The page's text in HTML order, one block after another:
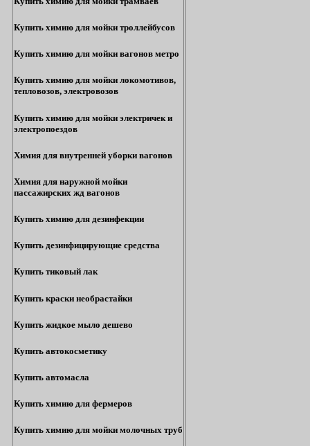
Купить химию для мойки троллейбусов
Купить химию для мойки вагонов метро
Купить химию для мойки локомотивов,
тепловозов, электровозов
Купить химию для мойки электричек и
электропоездов
Химия для внутренней уборки вагонов
Химия для наружной мойки
пассажирских жд вагонов
Купить химию для дезинфекции
Купить дезинфицирующие средства
Купить тиковый лак
Купить краски необрастайки
Купить жидкое мыло дешево
Купить автокосметику
Купить автомасла
Купить химию для фермеров
Купить химию для мойки молочных труб